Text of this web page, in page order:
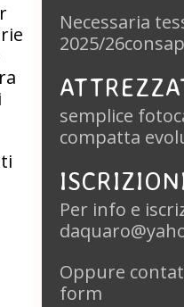
Necessaria
2025/
semplice
compatta
Per info e
Oppure
form